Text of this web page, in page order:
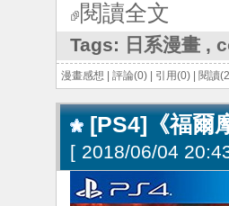
閱讀全文
Tags: 日系漫畫 ,
漫畫感想 評論(0) 引用(0) 閱讀
[PS4]《福爾
[ 2018/06/04